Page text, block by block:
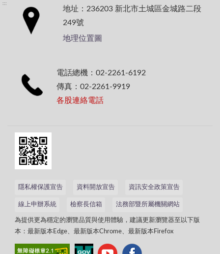
:::
地址：236203 新北市土城區金城路二段
249號
地理位置圖
電話總機：02-2261-6192
傳真：02-2261-9919
各股連絡電話
隱私權保護宣告 資料開放宣告 資訊安全政策宣告
線上申辦系統 檢察長信箱 法務部暨所屬機關網站
為提供更為穩定的瀏覽品質與使用體驗，建議更新瀏覽器至以下版
本：最新版本Edge、最新版本Chrome、最新版本Firefox